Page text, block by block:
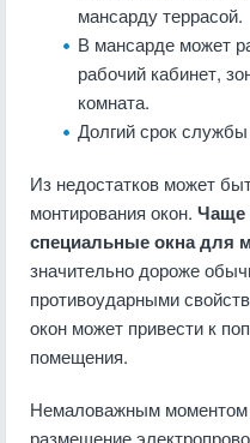
мансарду террасой.
В мансарде может
рабочий кабинет,
комната.
Долгий срок
Из недостатков может
монтирования окон. Чаще
специальные окна для
значительно дороже
противоударными
окон может привести к
помещения.
Немаловажным моментом
размещение